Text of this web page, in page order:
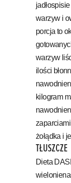
warzyw i
porcja to
warzyw
ilości
kilogram
żołądka i
TŁUSZCZE
Dieta